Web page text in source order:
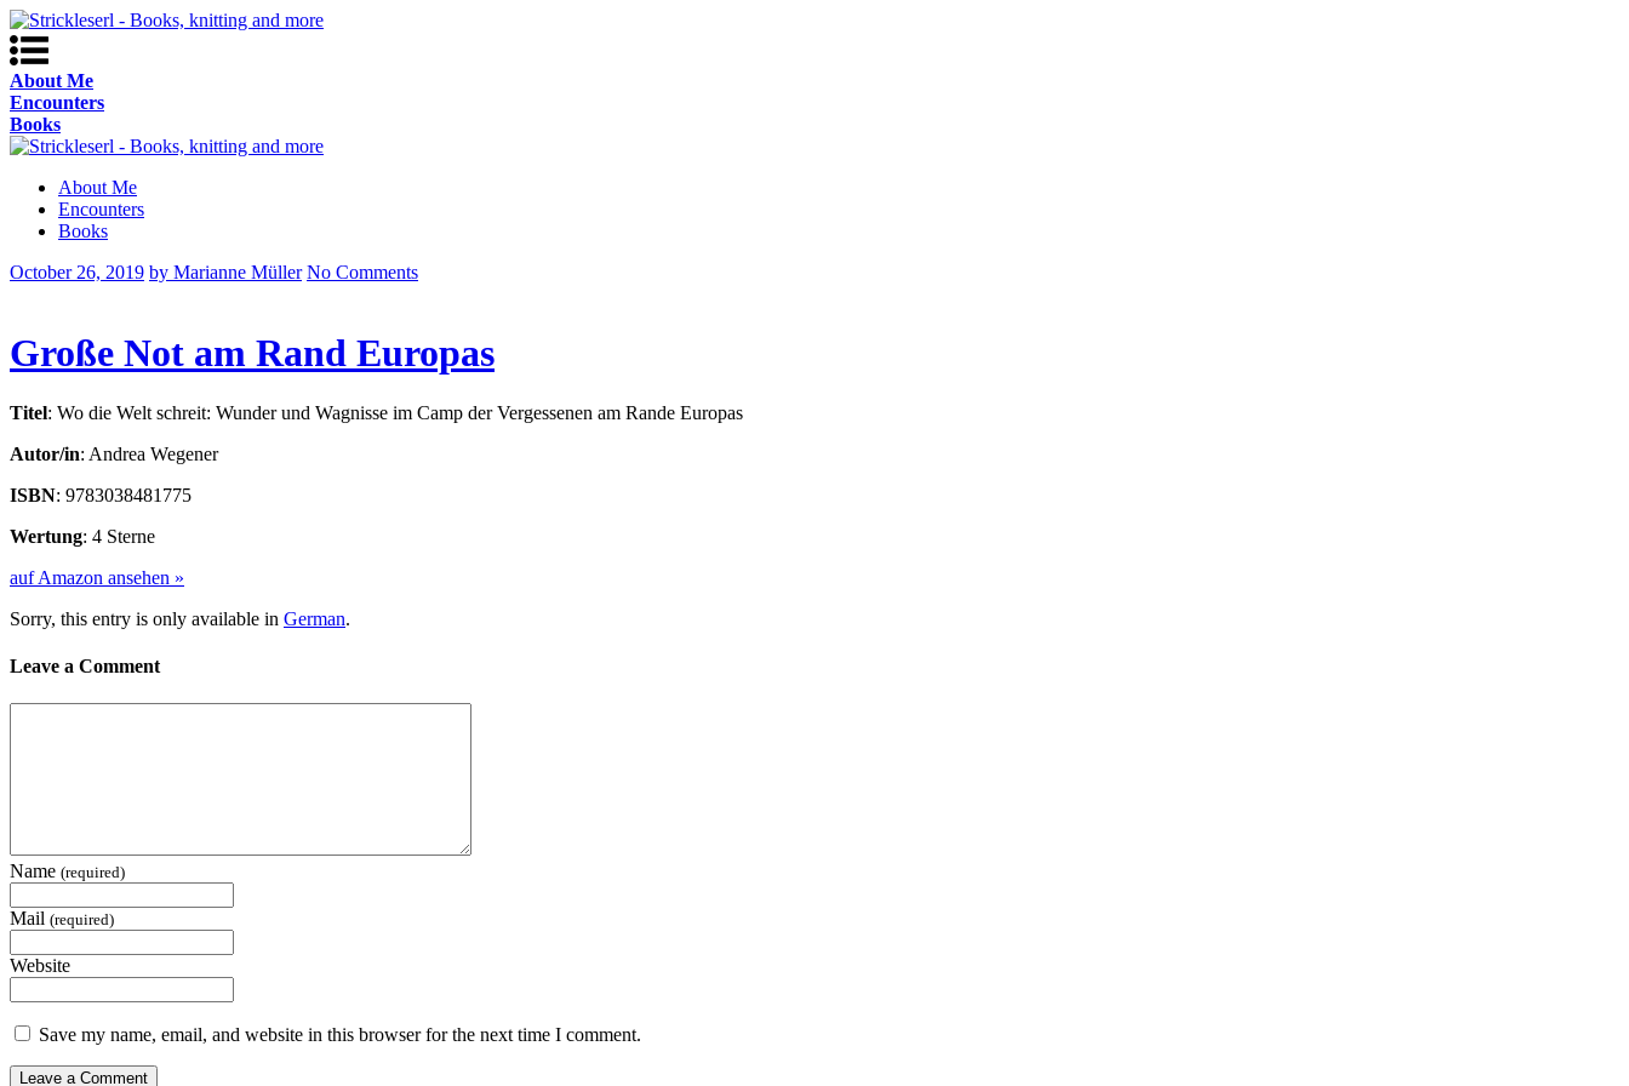
About Me
Encounters
Books
About Me
Encounters
Books
October 26, 2019 by Marianne Müller No Comments
Große Not am Rand Europas
Titel: Wo die Welt schreit: Wunder und Wagnisse im Camp der Vergessenen am Rande Europas
Autor/in: Andrea Wegener
ISBN: 9783038481775
Wertung: 4 Sterne
auf Amazon ansehen »
Sorry, this entry is only available in German.
Leave a Comment
Name (required)
Mail (required)
Website
Save my name, email, and website in this browser for the next time I comment.